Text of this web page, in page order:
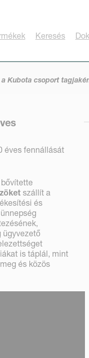
Keresés
Kubota csoport
éves fennállását
szállít a
és
ügyvezető
is táplál, mint
és közös